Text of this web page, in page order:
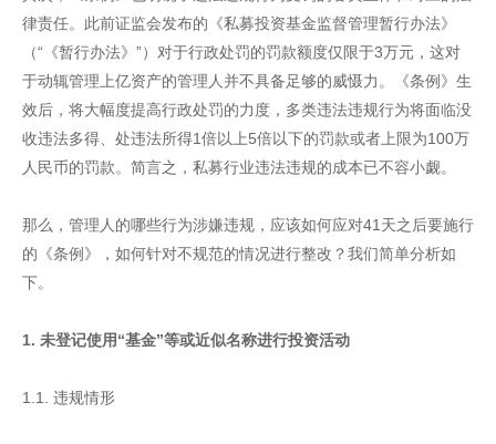
律责任。此前证监会发布的《私募投资基金监督管理暂行办法》
（“《暂行办法》”）对于行政处罚的罚款额度仅限于3万元，这对
于动辄管理上亿资产的管理人并不具备足够的威慑力。《条例》生
效后，将大幅度提高行政处罚的力度，多类违法违规行为将面临没
收违法多得、处违法所得1倍以上5倍以下的罚款或者上限为100万
人民币的罚款。简言之，私募行业违法违规的成本已不容小觑。
那么，管理人的哪些行为涉嫌违规，应该如何应对41天之后要施行
的《条例》，如何针对不规范的情况进行整改？我们简单分析如
下。
1. 未登记使用“基金”等或近似名称进行投资活动
1.1. 违规情形